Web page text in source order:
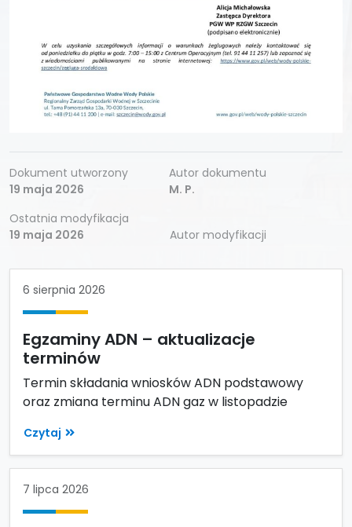
Dokument utworzony
19 maja 2026
Autor dokumentu
M. P.
Ostatnia modyfikacja
19 maja 2026
Autor modyfikacji
6 sierpnia 2026
Egzaminy ADN – aktualizacje
terminów
Termin składania wniosków ADN podstawowy
oraz zmiana terminu ADN gaz w listopadzie
Czytaj
7 lipca 2026